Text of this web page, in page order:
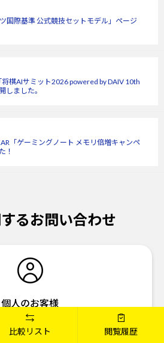
比較リスト 閲覧履歴
国際基準 公式競技セットモデル」ページ
将棋AIサミット2026 powered by DAIV 10th
しました。
「ゲーミングノート メモリ倍増キャンペ
！
るお問い合わせ
個人のお客様
03-6636-4321